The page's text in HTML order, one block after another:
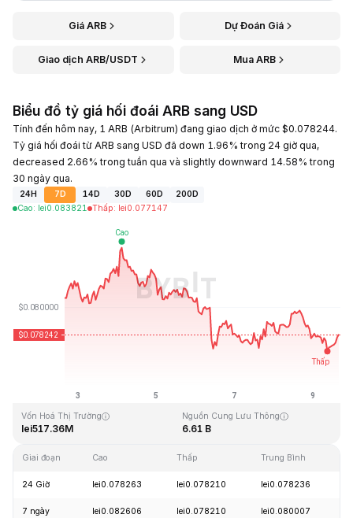
Giá ARB Dự Đoán Giá
Giao dịch ARB/USDT Mua ARB
Biểu đồ tỷ giá hối đoái ARB sang USD
Tính đến hôm nay, 1 ARB (Arbitrum) đang giao dịch ở mức $0.078244.
Tỷ giá hối đoái từ ARB sang USD đã down 1.96% trong 24 giờ qua,
decreased 2.66% trong tuần qua và slightly downward 14.58% trong
30 ngày qua.
24H 7D 14D 30D 60D
200D
Cao: lei0.083821 Thấp: lei0.077147
lei0.070480
Vốn Hoá Thị Trường
lei517.36M
Nguồn Cung Lưu Thông
6.61 B
Giai đoạn Cao Thấp Trung Bình
24 Giờ lei0.078263 lei0.078210 lei0.078236
7 ngày lei0.082606 lei0.078210 lei0.080007